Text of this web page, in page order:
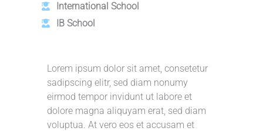
International School
IB School
Lorem ipsum dolor sit amet, consetetur
sadipscing elitr, sed diam nonumy
eirmod tempor invidunt ut labore et
dolore magna aliquyam erat, sed diam
voluptua. At vero eos et accusam et